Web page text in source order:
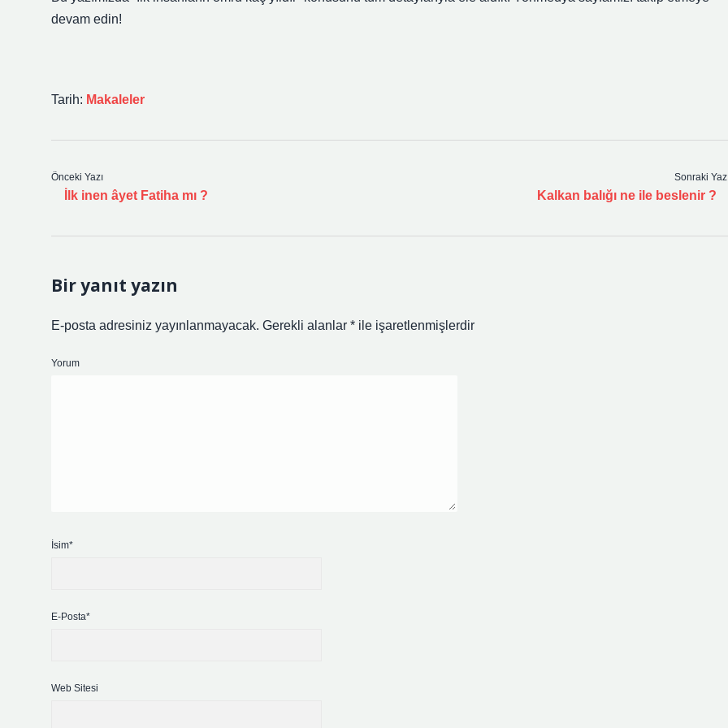
devam edin!
Tarih: Makaleler
Önceki Yazı
İlk inen âyet Fatiha mı ?
Sonraki
Kalkan balığı ne ile beslenir ?
Bir yanıt yazın
E-posta adresiniz yayınlanmayacak. Gerekli alanlar * ile işaretlenmişlerdir
Yorum
İsim*
E-Posta*
Web Sitesi